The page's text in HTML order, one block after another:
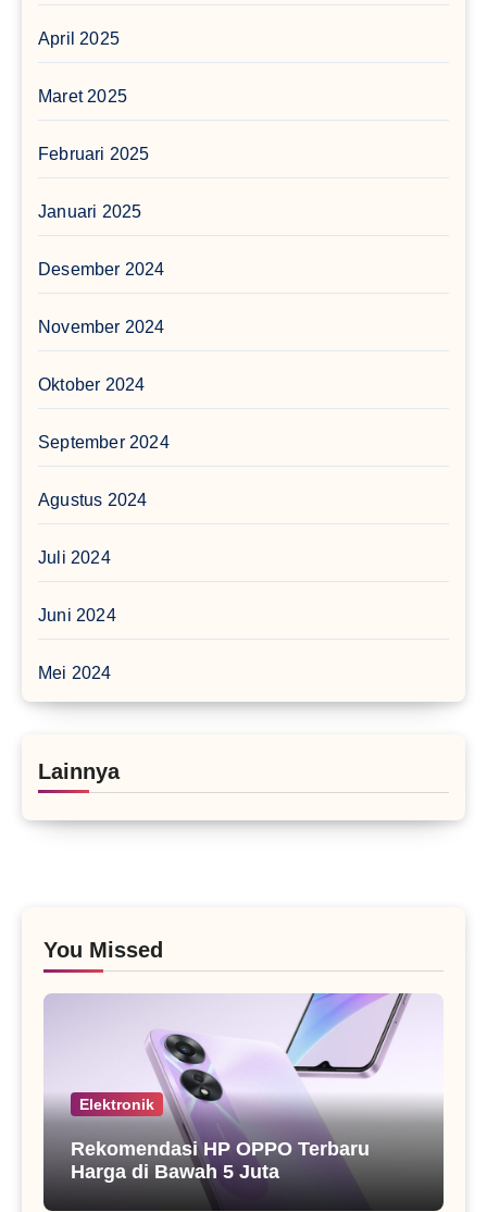
April 2025
Maret 2025
Februari 2025
Januari 2025
Desember 2024
November 2024
Oktober 2024
September 2024
Agustus 2024
Juli 2024
Juni 2024
Mei 2024
Lainnya
You Missed
Elektronik
Rekomendasi HP OPPO Terbaru
Harga di Bawah 5 Juta